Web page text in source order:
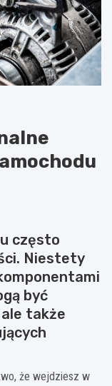
często
Niestety
być
także
że wejdziesz w